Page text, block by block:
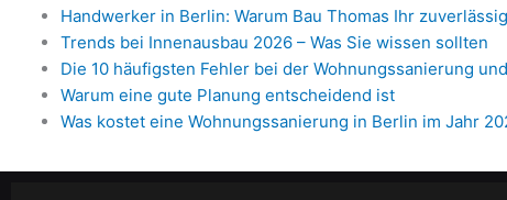
Handwerker in Berlin: Warum Bau Thomas Ihr
Trends bei Innenausbau 2026 – Was Sie wissen sollten
Die 10 häufigsten Fehler bei der Wohnungssanierung
Warum eine gute Planung entscheidend ist
Was kostet eine Wohnungssanierung in Berlin im Jahr